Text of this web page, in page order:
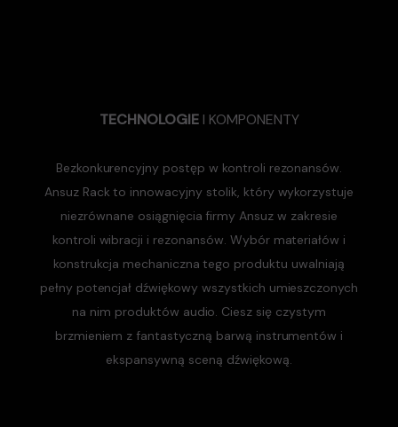
TECHNOLOGIE I KOMPONENTY
Bezkonkurencyjny postęp w kontroli rezonansów.
Ansuz Rack to innowacyjny stolik, który wykorzystuje
niezrównane osiągnięcia firmy Ansuz w zakresie
kontroli wibracji i rezonansów. Wybór materiałów i
konstrukcja mechaniczna tego produktu uwalniają
pełny potencjał dźwiękowy wszystkich umieszczonych
na nim produktów audio. Ciesz się czystym
brzmieniem z fantastyczną barwą instrumentów i
ekspansywną sceną dźwiękową.